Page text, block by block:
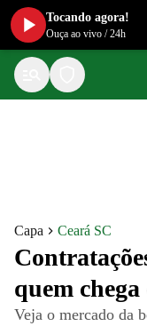
Capa Ceará SC
quem
Veja o mercado da
Tocando agora!
Ouça ao vivo /24h